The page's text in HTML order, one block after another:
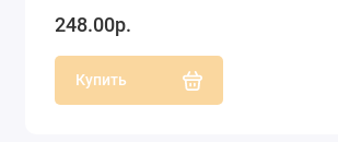
248.00р.
Купить